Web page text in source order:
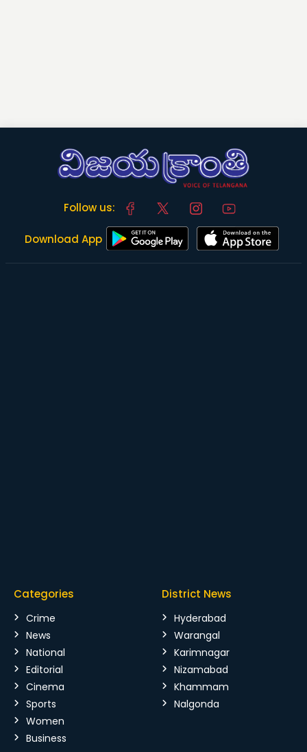
Follow us:
Download App
Categories
Crime
News
National
Editorial
Cinema
Sports
Women
Business
District News
Hyderabad
Warangal
Karimnagar
Nizamabad
Khammam
Nalgonda